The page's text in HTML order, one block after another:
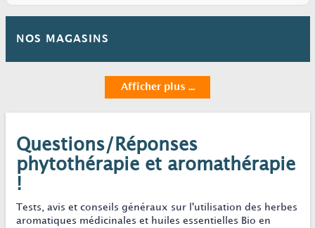
NOS MAGASINS
Afficher plus ...
Questions/Réponses
phytothérapie et aromathérapie
!
Tests, avis et conseils généraux sur l'utilisation des herbes
aromatiques médicinales et huiles essentielles Bio en